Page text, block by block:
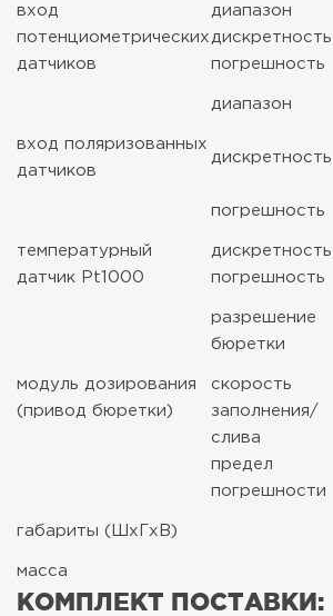
вход
потенциометрических
датчиков
диапазон
дискретность
погрешность
вход поляризованных
датчиков
диапазон
дискретность
погрешность
температурный
датчик Pt1000
дискретность
погрешность
модуль дозирования
(привод бюретки)
разрешение
бюретки
скорость
заполнения/
слива
предел
погрешности
габариты (ШхГхВ)
масса
КОМПЛЕКТ ПОСТАВКИ: